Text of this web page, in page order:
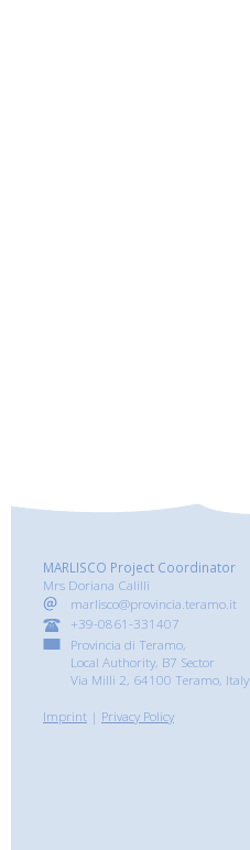
MARLISCO Project Coordinator
Mrs Doriana Calilli
marlisco@provincia.teramo.it
+39-0861-331407
Provincia di Teramo,
Local Authority, B7 Sector
Via Milli 2, 64100 Teramo, Italy
Imprint | Privacy Policy